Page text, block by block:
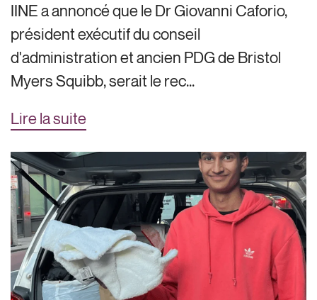
IINE a annoncé que le Dr Giovanni Caforio,
président exécutif du conseil
d'administration et ancien PDG de Bristol
Myers Squibb, serait le rec...
Lire la suite